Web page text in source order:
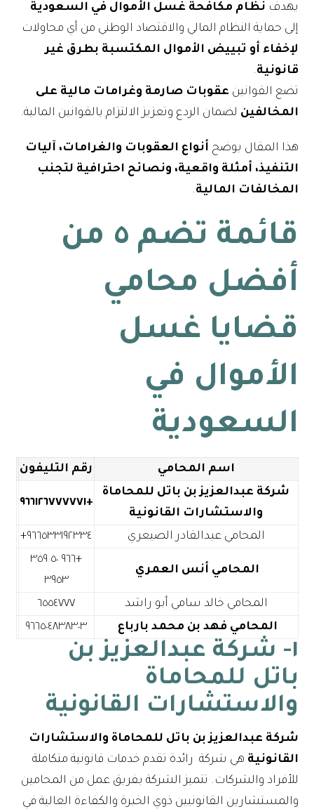
يهدف نظام مكافحة غسل الأموال في السعودية
إلى حماية النظام المالي والاقتصاد الوطني من أي محاولات
لإخفاء أو تبييض الأموال المكتسبة بطرق غير
قانونية.
تضع القوانين عقوبات صارمة وغرامات مالية على
المخالفين لضمان الردع وتعزيز الالتزام بالقوانين المالية.
هذا المقال يوضح أنواع العقوبات والغرامات، آليات
التنفيذ، أمثلة واقعية، ونصائح احترافية لتجنب
المخالفات المالية.
قائمة تضم ٥ من
أفضل محامي
قضايا غسل
الأموال في
السعودية
اسم المحامي
رقم التليفون
شركة عبدالعزيز بن باتل للمحاماة
والاستشارات القانونية
+٩٦٦١٢٦٧٧٧٧٧١
المحامي عبدالقادر الصيعري
المحامي أنس العمري
+٩٦٦ ٥٠ ٣٥٩
٣٩٥٣
المحامي خالد سامي أبو راشد
٦٥٥٤٧٧٧
المحامي فهد بن محمد بارباع
٩٦٦٥٠٤٨٣٨٣٠٣
١- شركة عبدالعزيز بن
باتل للمحاماة
والاستشارات القانونية
شركة عبدالعزيز بن باتل للمحاماة والاستشارات
القانونية هي شركة رائدة تقدم خدمات قانونية متكاملة
للأفراد والشركات. تتميز الشركة بفريق عمل من المحامين
والمستشارين القانونيين ذوي الخبرة والكفاءة العالية في